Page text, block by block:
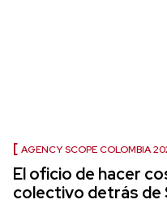
AGENCY SCOPE COLOMBIA
El oficio de hacer
colectivo detrás de